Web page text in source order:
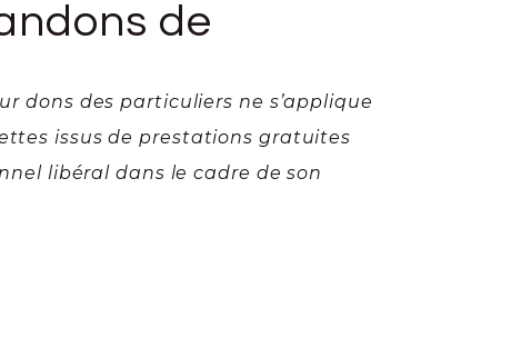
de
dons des particuliers ne s’applique
issus de prestations gratuites
libéral dans le cadre de son